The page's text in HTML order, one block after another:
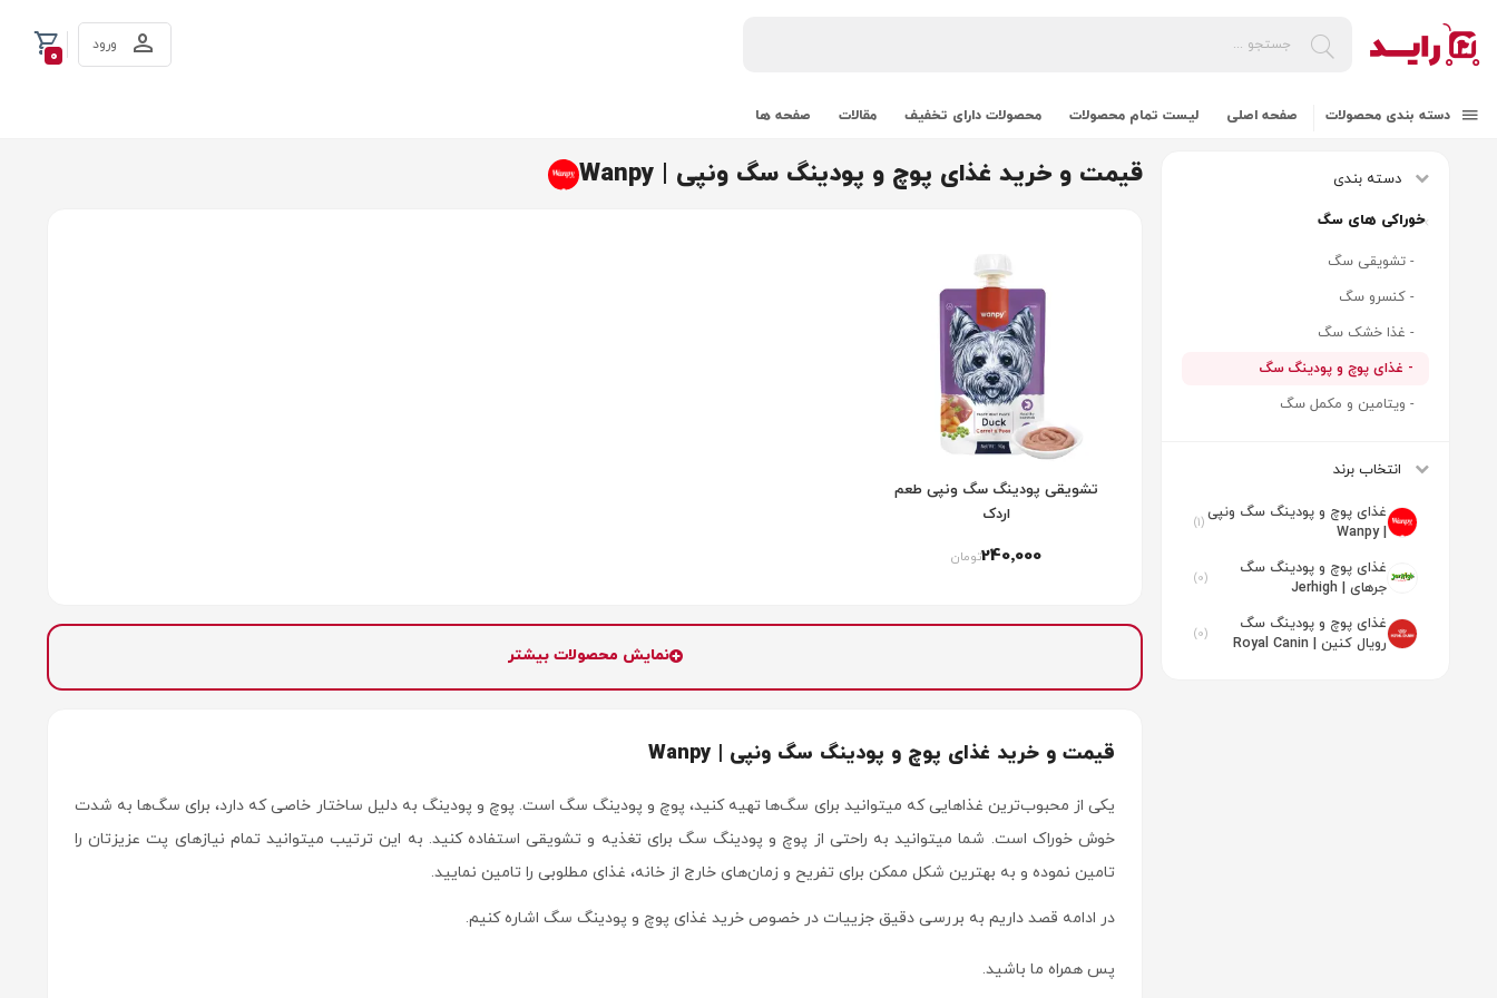
0
ورود
دسته بندی محصولات صفحه اصلی لیست تمام محصولات محصولات دارای تخفیف مقالات صفحه ها
دسته بندی
خوراکی های سگ
- تشویقی سگ
- کنسرو سگ
- غذا خشک سگ
- غذای پوچ و پودینگ سگ
- ویتامین و مکمل سگ
انتخاب برند
غذای پوچ و پودینگ سگ ونپی
| Wanpy
(1)
غذای پوچ و پودینگ سگ
جرهای | Jerhigh
(0)
غذای پوچ و پودینگ سگ
رویال کنین | Royal Canin
(0)
قیمت و خرید غذای پوچ و پودینگ سگ ونپی | Wanpy
تشویقی پودینگ سگ ونپی طعم
اردک
240٬000تومان
نمایش محصولات بیشتر
قیمت و خرید غذای پوچ و پودینگ سگ ونپی | Wanpy
یکی از محبوب‌ترین غذاهایی که میتوانید برای سگ‌ها تهیه کنید، پوچ و پودینگ سگ است. پوچ و پودینگ به دلیل ساختار خاصی که دارد، برای سگ‌ها به شدت
خوش خوراک است. شما میتوانید به راحتی از پوچ و پودینگ سگ برای تغذیه و تشویقی استفاده کنید. به این ترتیب میتوانید تمام نیازهای پت عزیزتان را
تامین نموده و به بهترین شکل ممکن برای تفریح و زمان‌های خارج از خانه، غذای مطلوبی را تامین نمایید.
در ادامه قصد داریم به بررسی دقیق جزییات در خصوص خرید غذای پوچ و پودینگ سگ اشاره کنیم.
پس همراه ما باشید.